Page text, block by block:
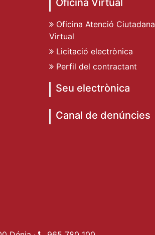
Oficina Atenció Ciutadana
Virtual
Licitació electrònica
Perfil del contractant
Seu electrònica
Canal de denúncies
Dénia
de Dénia